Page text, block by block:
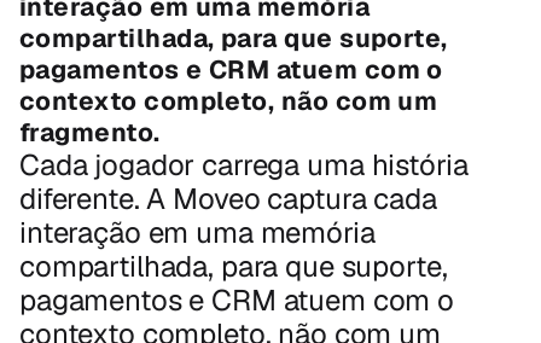
interação em uma memória
compartilhada, para que suporte,
pagamentos e CRM atuem com o
contexto completo, não com um
fragmento.
Cada jogador carrega uma história
diferente. A Moveo captura cada
interação em uma memória
compartilhada, para que suporte,
pagamentos e CRM atuem com o
contexto completo, não com um